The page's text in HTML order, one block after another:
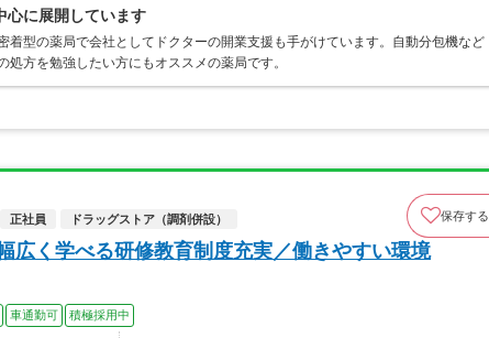
心に展開しています
着型の薬局で会社としてドクターの開業支援も手がけています。自動分包機など
方を勉強したい方にもオススメの薬局です。
正社員 ドラッグストア（調剤併設） 保存する
広く学べる研修教育制度充実／働きやすい環境
車通勤可 積極採用中